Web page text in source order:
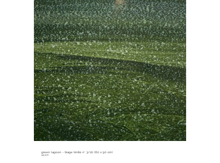
green lagoon ~ tirage limité n° 3/20 (60 x 90 cm)
345,00€